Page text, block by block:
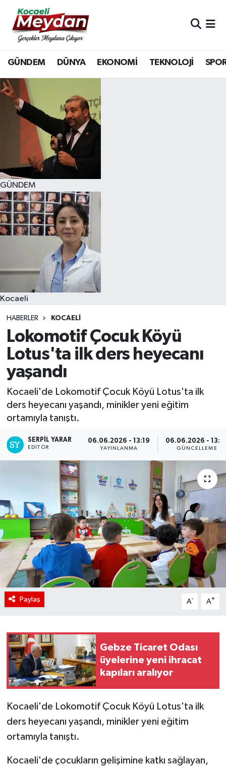
GÜNDEM DÜNYA EKONOMİ TEKNOLOJİ
GÜNDEM
Kocaeli
HABERLER KOCAELI
Lokomotif Çocuk Köyü
Lotus'ta ilk ders heyecanı
yaşandı
Kocaeli'de Lokomotif Çocuk Köyü Lotus'ta ilk
ders heyecanı yaşandı, minikler yeni eğitim
ortamıyla tanıştı.
SERPİL YARAR
EDITÖR
06.06.2026 - 13:19
YAYINLANMA
06.06.2026 -
GÜNCELLEME
Paylaş A- A+
Gebze Ticaret Odası
üyelerine yeni ihracat
kapıları aralıyor
Kocaeli'de Lokomotif Çocuk Köyü Lotus'ta ilk
ders heyecanı yaşandı, minikler yeni eğitim
ortamıyla tanıştı.
Kocaeli'de çocukların gelişimine katkı sağlayan,
Nöbetçi Eczaneler
Hava Durumu
Trafik Durumu
Süper Lig Puan Durumu ve Fikstür
Tüm Manşetler
Son Dakika Haberleri
Haber Arşivi